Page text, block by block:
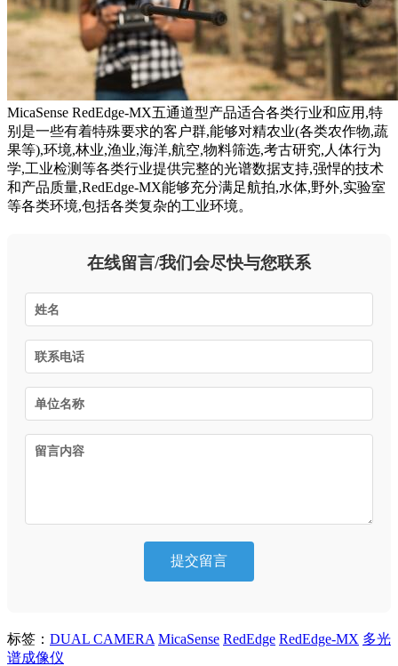
MicaSense RedEdge-MX五通道型产品适合各类行业和应用,特
别是一些有着特殊要求的客户群,能够对精农业(各类农作物,蔬
果等),环境,林业,渔业,海洋,航空,物料筛选,考古研究,人体行为
学,工业检测等各类行业提供完整的光谱数据支持,强悍的技术
和产品质量,RedEdge-MX能够充分满足航拍,水体,野外,实验室
等各类环境,包括各类复杂的工业环境。
在线留言/我们会尽快与您联系
提交留言
标签： DUAL CAMERA MicaSense RedEdge RedEdge-MX 多光
谱成像仪